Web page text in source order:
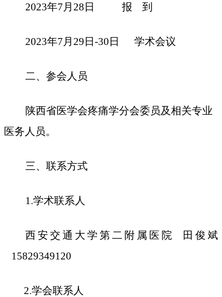
2023年7 月 28日 报 到
2023年7 月 29日-30日 学术会议
二、参会人员
陕西省医学会疼痛学分会委员及相关专业
医务人员。
三、联系方式
1.学术联系人
西安交通大学第二附属医院
田俊斌
15829349120
2.学会联系人